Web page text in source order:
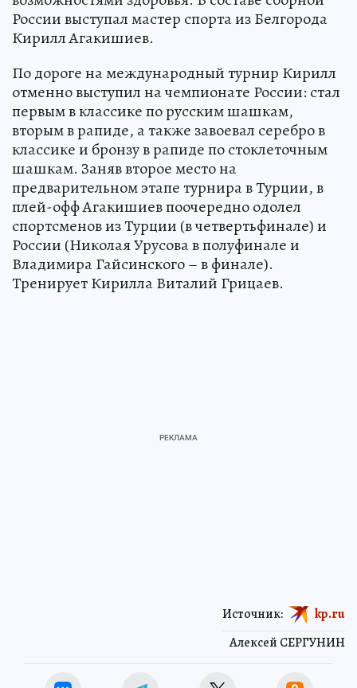
России выступал мастер спорта из Белгорода
Кирилл Агакишиев.
По дороге на международный турнир Кирилл
отменно выступил на чемпионате России: стал
первым в классике по русским шашкам,
вторым в рапиде, а также завоевал серебро в
классике и бронзу в рапиде по стоклеточным
шашкам. Заняв второе место на
предварительном этапе турнира в Турции, в
плей-офф Агакишиев поочередно одолел
спортсменов из Турции (в четвертьфинале) и
России (Николая Урусова в полуфинале и
Владимира Гайсинского – в финале).
Тренирует Кирилла Виталий Грицаев.
Алексей СЕРГУНИН
Источник: kp.ru